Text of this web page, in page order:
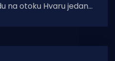
na otoku Hvaru jedan